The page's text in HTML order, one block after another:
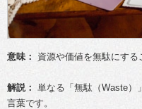
意味： 資源や価値を無駄にする
解説： 単なる「無駄（Waste）
言葉です。